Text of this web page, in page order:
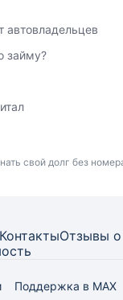
займу?
свой долг без
КонтактыОтзывы о
Поддержка в MAX